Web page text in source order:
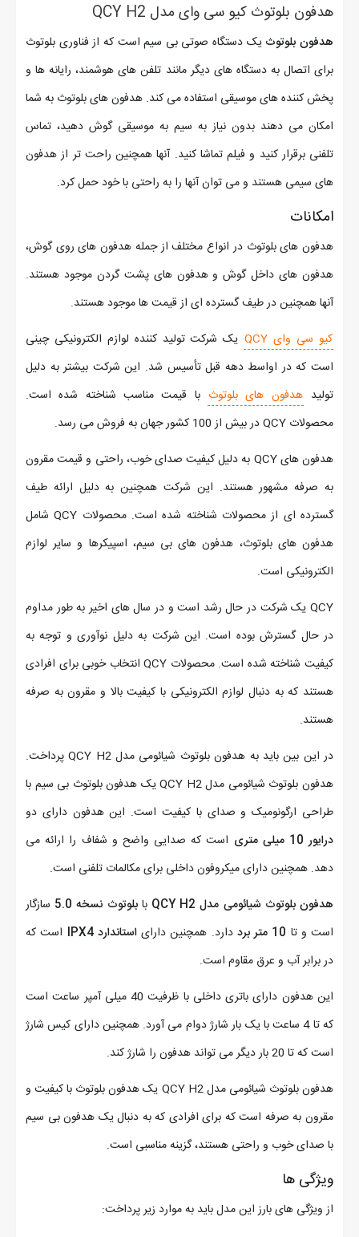
هدفون بلوتوث کیو سی وای مدل QCY H2
هدفون بلوتوث یک دستگاه صوتی بی سیم است که از فناوری بلوتوث
برای اتصال به دستگاه های دیگر مانند تلفن های هوشمند، رایانه ها و
پخش کننده های موسیقی استفاده می کند. هدفون های بلوتوث به شما
امکان می دهند بدون نیاز به سیم به موسیقی گوش دهید، تماس
تلفنی برقرار کنید و فیلم تماشا کنید. آنها همچنین راحت تر از هدفون
های سیمی هستند و می توان آنها را به راحتی با خود حمل کرد.
امکانات
هدفون های بلوتوث در انواع مختلف از جمله هدفون های روی گوش،
هدفون های داخل گوش و هدفون های پشت گردن موجود هستند.
آنها همچنین در طیف گسترده ای از قیمت ها موجود هستند.
کیو سی وای QCY
یک شرکت تولید کننده لوازم الکترونیکی چینی
است که در اواسط دهه قبل تأسیس شد. این شرکت بیشتر به دلیل
تولید هدفون های بلوتوث با قیمت مناسب شناخته شده است.
محصولات QCY در بیش از 100 کشور جهان به فروش می رسد.
هدفون های QCY به دلیل کیفیت صدای خوب، راحتی و قیمت مقرون
به صرفه مشهور هستند. این شرکت همچنین به دلیل ارائه طیف
گسترده ای از محصولات شناخته شده است. محصولات QCY شامل
هدفون های بلوتوث، هدفون های بی سیم، اسپیکرها و سایر لوازم
الکترونیکی است.
QCY یک شرکت در حال رشد است و در سال های اخیر به طور مداوم
در حال گسترش بوده است. این شرکت به دلیل نوآوری و توجه به
کیفیت شناخته شده است. محصولات QCY انتخاب خوبی برای افرادی
هستند که به دنبال لوازم الکترونیکی با کیفیت بالا و مقرون به صرفه
هستند.
در این بین باید به هدفون بلوتوث شیائومی مدل QCY H2 پرداخت.
هدفون بلوتوث شیائومی مدل QCY H2 یک هدفون بلوتوث بی سیم با
طراحی ارگونومیک و صدای با کیفیت است. این هدفون دارای دو
درایور 10 میلی متری
است که صدایی واضح و شفاف را ارائه می
دهد. همچنین دارای میکروفون داخلی برای مکالمات تلفنی است.
هدفون بلوتوث شیائومی مدل QCY H2
بابلوتوث نسخه 5.0
سازگار
است و تا 10 متر برد دارد. همچنین دارایاستاندارد IPX4
است که
در برابر آب و عرق مقاوم است.
این هدفون دارای باتری داخلی با ظرفیت 40 میلی آمپر ساعت است
که تا 4 ساعت با یک بار شارژ دوام می آورد. همچنین دارای کیس شارژ
است که تا 20 بار دیگر می تواند هدفون را شارژ کند.
هدفون بلوتوث شیائومی مدل QCY H2 یک هدفون بلوتوث با کیفیت و
مقرون به صرفه است که برای افرادی که به دنبال یک هدفون بی سیم
با صدای خوب و راحتی هستند، گزینه مناسبی است.
ویژگی ها
از ویژگی های بارز این مدل باید به موارد زیر پرداخت: